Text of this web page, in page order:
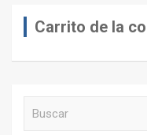
Carrito de la